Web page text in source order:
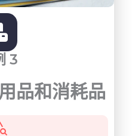
3
品和消耗品